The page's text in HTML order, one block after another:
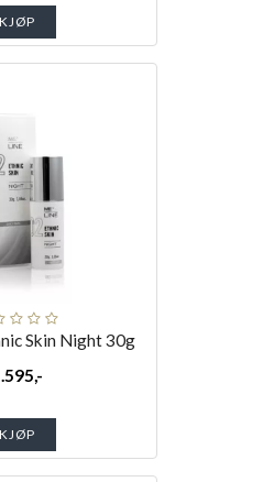
KJØP
Skin Night 30g
KJØP